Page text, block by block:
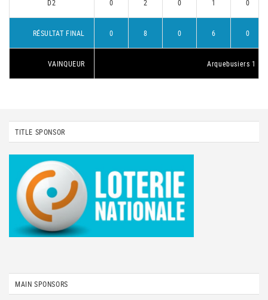
D2 0 2 0 1 0
RÉSULTAT FINAL 0 8 0 6 0
VAINQUEUR Arquebusiers 1
TITLE SPONSOR
MAIN SPONSORS